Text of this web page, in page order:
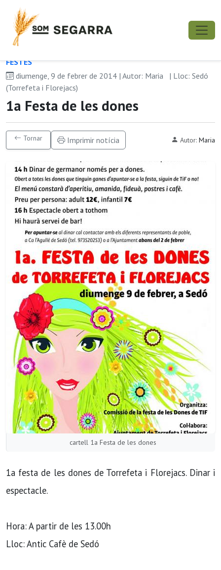
FESTES
diumenge, 9 de febrer de 2014 | Autor: Maria
| Lloc: Sedó
(Torrefeta i Florejacs)
1a Festa de les dones
Tornar Imprimir notícia Autor: Maria
cartell 1a Festa de les dones
1a festa de les dones de Torrefeta i Florejacs. Dinar i
espectacle.
Hora: A partir de les 13.00h
Lloc: Antic Cafè de Sedó